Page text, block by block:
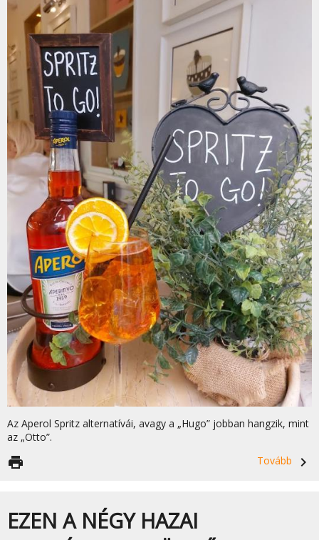
Az Aperol Spritz alternatívái, avagy a „Hugo” jobban hangzik, mint
az „Otto”.
Tovább
navigate_next
print
EZEN A NÉGY HAZAI